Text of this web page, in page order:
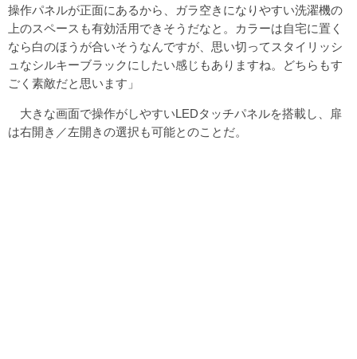
操作パネルが正面にあるから、ガラ空きになりやすい洗濯機の
上のスペースも有効活用できそうだなと。カラーは自宅に置く
なら白のほうが合いそうなんですが、思い切ってスタイリッシ
ュなシルキーブラックにしたい感じもありますね。どちらもす
ごく素敵だと思います」
大きな画面で操作がしやすいLEDタッチパネルを搭載し、扉
は右開き／左開きの選択も可能とのことだ。